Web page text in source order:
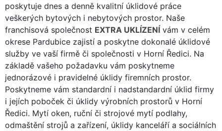
poskytuje dnes a denně kvalitní úklidové práce
veškerých bytových i nebytových prostor. Naše
franchisová společnost EXTRA UKLÍZENÍ vám v celém
okrese Pardubice zajistí a poskytne dokonalé úklidové
služby ve vaší firmě či společnosti v Horní Ředici. Na
základě vašeho požadavku vám poskytneme
jednorázové i pravidelné úklidy firemních prostor.
Poskytneme vám standardní i nadstandardní úklid firmy
i jejích poboček či úklidy výrobních prostorů v Horní
Ředici. Mytí oken, ruční či strojové mytí podlahy,
odmaštění strojů a zařízení, úklidy kanceláří a sociálních